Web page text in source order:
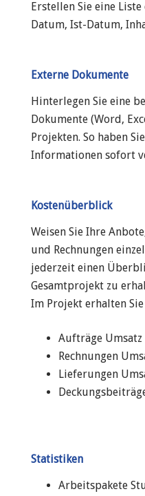
Erstellen Sie eine
Datum, Ist-Datum,
Externe Dokumente
Hinterlegen Sie eine
Dokumente (Word,
Projekten. So haben
Informationen sofort
Kostenüberblick
Weisen Sie Ihre
und Rechnungen
jederzeit einen
Gesamtprojekt zu
Im Projekt erhalten
Aufträge
Rechnungen
Lieferungen
Statistiken
Arbeitspakete